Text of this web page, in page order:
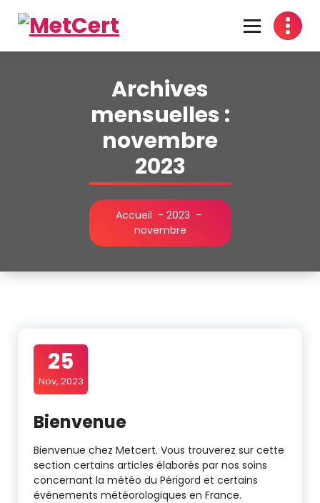
contenu
Archives
mensuelles :
novembre
2023
Accueil - 2023 -
novembre
25
Nov, 2023
Bienvenue
Bienvenue chez Metcert. Vous trouverez sur cette
section certains articles élaborés par nos soins
concernant la météo du Périgord et certains
événements météorologiques en France.